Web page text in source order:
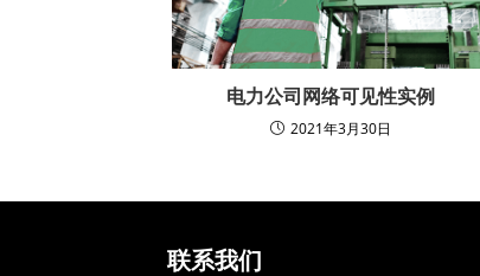
电力公司网络可见性实例
2021年3月30日
联系我们